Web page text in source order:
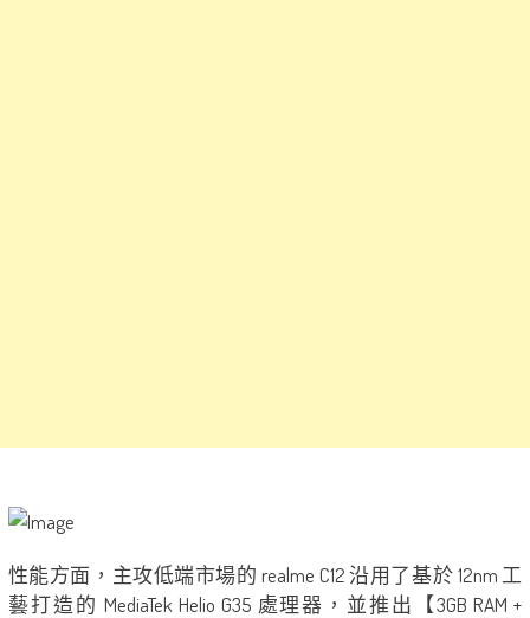
性能方面，主攻低端市場的 realme C12 沿用了基於 12nm 工
藝打造的 MediaTek Helio G35 處理器，並推出【3GB RAM +